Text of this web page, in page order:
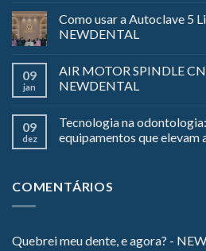
Como usar a Autoclave 5
NEWDENTAL
09
jan
AIR MOTOR SPINDLE
NEWDENTAL
09
dez
Tecnologia na
equipamentos que
COMENTÁRIOS
Quebrei meu dente, e agora? -